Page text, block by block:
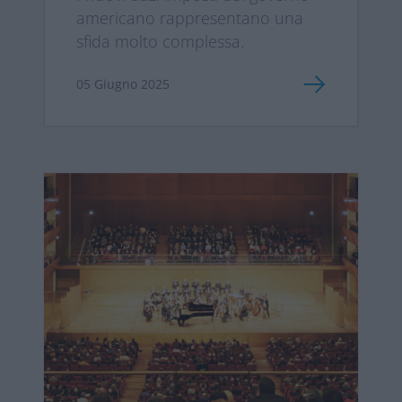
prepararsi al futuro
americano rappresentano una
sfida molto complessa.
05 Giugno 2025